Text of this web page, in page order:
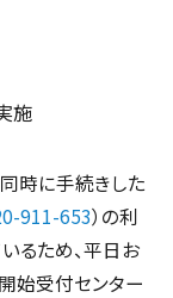
施
同時に手続きした
911-653）の利
るため、平日お
始受付センター